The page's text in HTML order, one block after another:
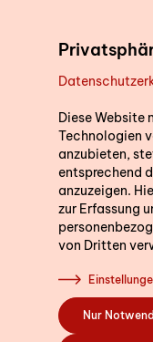
Diese
Technologien
anzubieten,
entsprechend
anzuzeigen.
zur Erfassung
von Dritten
Nur
Kurse
Sich